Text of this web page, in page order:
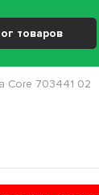
товаров
Core 703441 02